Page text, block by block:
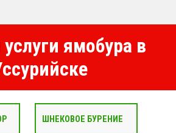
ямобура в
ШНЕКОВОЕ БУРЕНИЕ